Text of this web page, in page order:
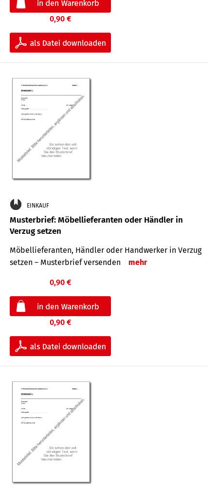
0,90 €
EINKAUF
Musterbrief: Möbellieferanten oder Händler in
Verzug setzen
Möbellieferanten, Händler oder Handwerker in Verzug
setzen – Musterbrief versenden
mehr
0,90 €
0,90 €